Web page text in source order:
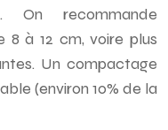
On recommande
8 à 12 cm, voire plus
Un compactage
(environ 10% de la